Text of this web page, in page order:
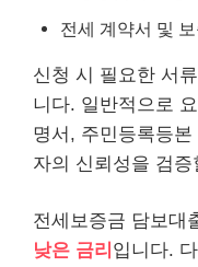
전세 계약서 및
신청 시 필요한 서
니다. 일반적으로
명서, 주민등록등
자의 신뢰성을 검
전세보증금 담보대
낮은 금리 입니다.